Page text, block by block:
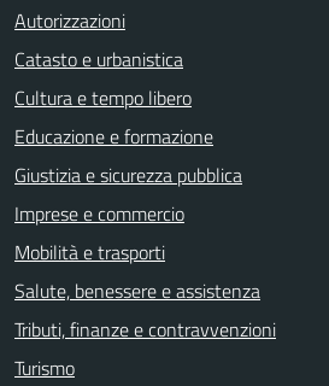
Autorizzazioni
Catasto e urbanistica
Cultura e tempo libero
Educazione e formazione
Giustizia e sicurezza pubblica
Imprese e commercio
Mobilità e trasporti
Salute, benessere e assistenza
Tributi, finanze e contravvenzioni
Turismo